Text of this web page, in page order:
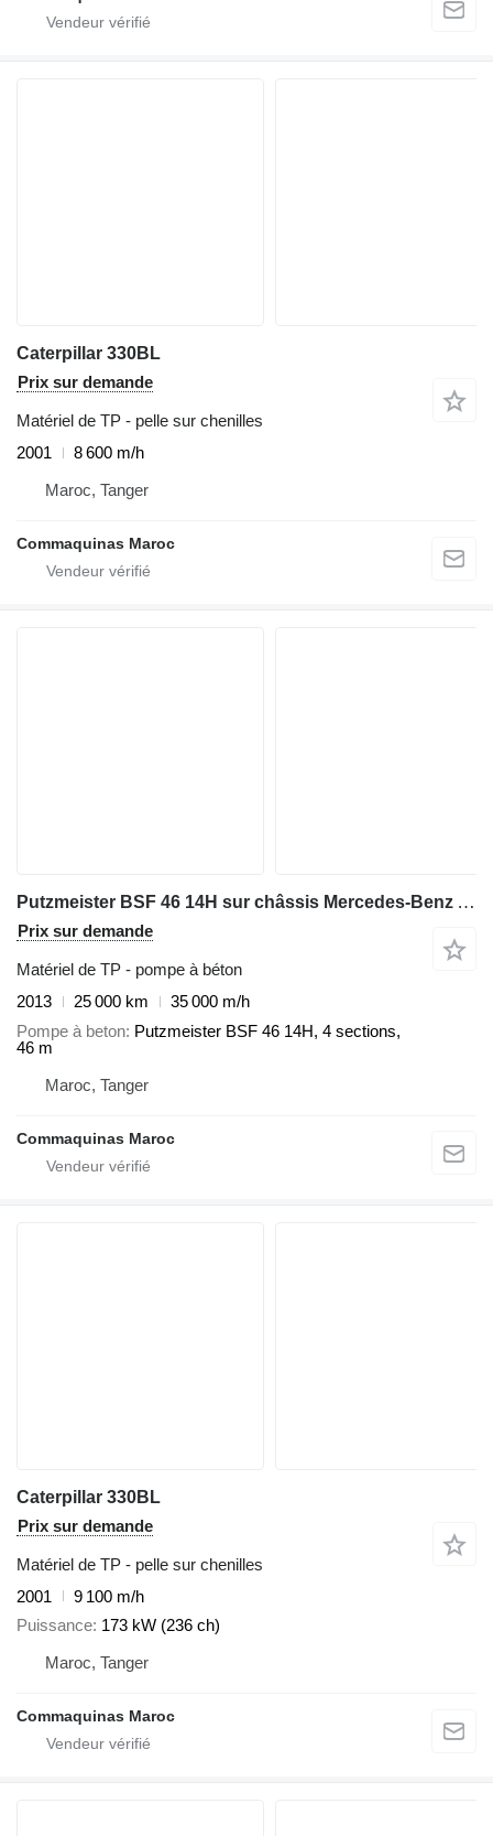
Caterpillar 330BL
Prix sur demande
Matériel de TP - pelle sur chenilles
2001
8 600 m/h
Maroc, Tanger
Commaquinas Maroc
Putzmeister BSF 46 14H sur châssis Mercedes-Benz Actros 4141
Prix sur demande
Matériel de TP - pompe à béton
2013
25 000 km
35 000 m/h
Pompe à beton Putzmeister BSF 46 14H, 4 sections,
46 m
Maroc, Tanger
Commaquinas Maroc
Caterpillar 330BL
Prix sur demande
Matériel de TP - pelle sur chenilles
2001
9 100 m/h
Puissance 173 kW (236 ch)
Maroc, Tanger
Commaquinas Maroc